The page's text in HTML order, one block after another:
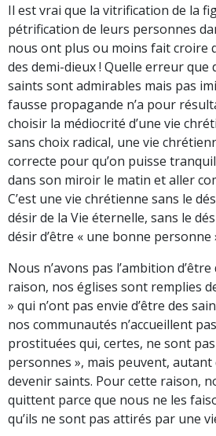
Il est vrai que la vitrification de la
pétrification de leurs personnes
nous ont plus ou moins fait croire
des demi-dieux ! Quelle erreur que
saints sont admirables mais pas
fausse propagande n’a pour
choisir la médiocrité d’une vie
sans choix radical, une vie
correcte pour qu’on puisse
dans son miroir le matin et aller
C’est une vie chrétienne sans le
désir de la Vie éternelle, sans le
désir d’être « une bonne personne
Nous n’avons pas l’ambition
raison, nos églises sont remplies
» qui n’ont pas envie d’être des
nos communautés n’accueillent
prostituées qui, certes, ne sont
personnes », mais peuvent, autant
devenir saints. Pour cette raison,
quittent parce que nous ne les
qu’ils ne sont pas attirés par une